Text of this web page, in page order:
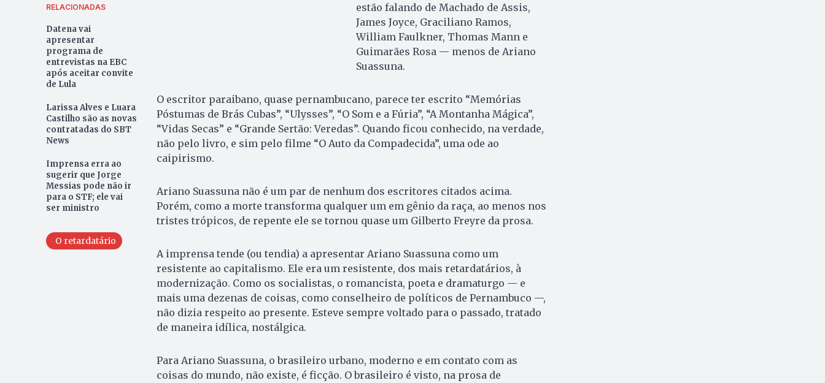
RELACIONADAS
Datena vai
apresentar
programa de
entrevistas na EBC
após aceitar convite
de Lula
Larissa Alves e Luara
Castilho são as novas
contratadas do SBT
News
Imprensa erra ao
sugerir que Jorge
Messias pode não ir
para o STF; ele vai
ser ministro
O retardatário
estão falando de Machado de Assis,
James Joyce, Graciliano Ramos,
William Faulkner, Thomas Mann e
Guimarães Rosa — menos de Ariano
Suassuna.
O escritor paraibano, quase pernambucano, parece ter escrito “Memórias
Póstumas de Brás Cu­bas”, “Ulysses”, “O Som e a Fúria”, “A Montanha Mágica”,
“Vidas Secas” e “Grande Sertão: Veredas”. Quando ficou conhecido, na verdade,
não pelo livro, e sim pelo filme “O Auto da Compadecida”, uma ode ao
caipirismo.
Ariano Suassuna não é um par de nenhum dos escritores citados acima.
Porém, como a morte transforma qualquer um em gênio da raça, ao menos nos
tristes trópicos, de repente ele se tornou quase um Gilberto Freyre da prosa.
A imprensa tende (ou tendia) a apresentar Ariano Suassuna como um
resistente ao capitalismo. Ele era um resistente, dos mais retardatários, à
modernização. Como os socialistas, o romancista, poeta e dramaturgo — e
mais uma dezenas de coisas, como conselheiro de políticos de Per­nambuco —,
não dizia respeito ao presente. Esteve sempre voltado para o passado, tratado
de maneira idílica, nostálgica.
Para Ariano Suassuna, o brasileiro urbano, moderno e em contato com as
coisas do mundo, não existe, é ficção. O brasileiro é visto, na prosa de